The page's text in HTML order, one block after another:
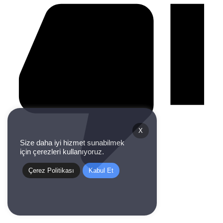
X
Size daha iyi hizmet sunabilmek
için çerezleri kullanıyoruz.
Çerez Politikası Kabul Et